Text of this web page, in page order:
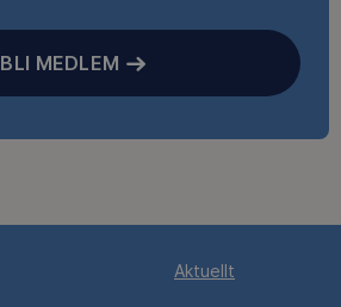
BLI MEDLEM
Aktuellt